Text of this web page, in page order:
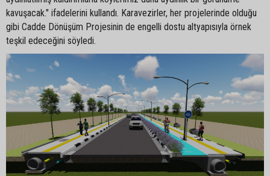
kavuşacak." ifadelerini kullandı. Karavezirler, her projelerinde olduğu
gibi Cadde Dönüşüm Projesinin de engelli dostu altyapısıyla örnek
teşkil edeceğini söyledi.